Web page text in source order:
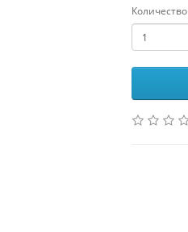
Количество